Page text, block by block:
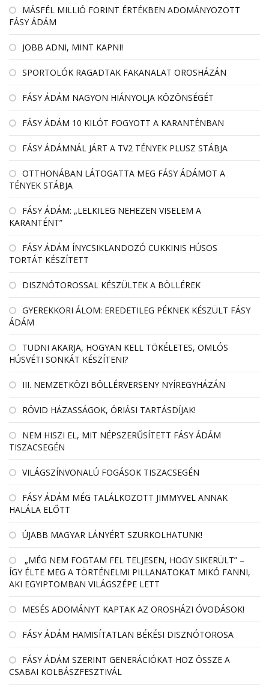
MÁSFÉL MILLIÓ FORINT ÉRTÉKBEN ADOMÁNYOZOTT
FÁSY ÁDÁM
JOBB ADNI, MINT KAPNI!
SPORTOLÓK RAGADTAK FAKANALAT OROSHÁZÁN
FÁSY ÁDÁM NAGYON HIÁNYOLJA KÖZÖNSÉGÉT
FÁSY ÁDÁM 10 KILÓT FOGYOTT A KARANTÉNBAN
FÁSY ÁDÁMNÁL JÁRT A TV2 TÉNYEK PLUSZ STÁBJA
OTTHONÁBAN LÁTOGATTA MEG FÁSY ÁDÁMOT A
TÉNYEK STÁBJA
FÁSY ÁDÁM: „LELKILEG NEHEZEN VISELEM A
KARANTÉNT”
FÁSY ÁDÁM ÍNYCSIKLANDOZÓ CUKKINIS HÚSOS
TORTÁT KÉSZÍTETT
DISZNÓTOROSSAL KÉSZÜLTEK A BÖLLÉREK
GYEREKKORI ÁLOM: EREDETILEG PÉKNEK KÉSZÜLT FÁSY
ÁDÁM
TUDNI AKARJA, HOGYAN KELL TÖKÉLETES, OMLÓS
HÚSVÉTI SONKÁT KÉSZÍTENI?
III. NEMZETKÖZI BÖLLÉRVERSENY NYÍREGYHÁZÁN
RÖVID HÁZASSÁGOK, ÓRIÁSI TARTÁSDÍJAK!
NEM HISZI EL, MIT NÉPSZERŰSÍTETT FÁSY ÁDÁM
TISZACSEGÉN
VILÁGSZÍNVONALÚ FOGÁSOK TISZACSEGÉN
FÁSY ÁDÁM MÉG TALÁLKOZOTT JIMMYVEL ANNAK
HALÁLA ELŐTT
ÚJABB MAGYAR LÁNYÉRT SZURKOLHATUNK!
„MÉG NEM FOGTAM FEL TELJESEN, HOGY SIKERÜLT” –
ÍGY ÉLTE MEG A TÖRTÉNELMI PILLANATOKAT MIKÓ FANNI,
AKI EGYIPTOMBAN VILÁGSZÉPE LETT
MESÉS ADOMÁNYT KAPTAK AZ OROSHÁZI ÓVODÁSOK!
FÁSY ÁDÁM HAMISÍTATLAN BÉKÉSI DISZNÓTOROSA
FÁSY ÁDÁM SZERINT GENERÁCIÓKAT HOZ ÖSSZE A
CSABAI KOLBÁSZFESZTIVÁL